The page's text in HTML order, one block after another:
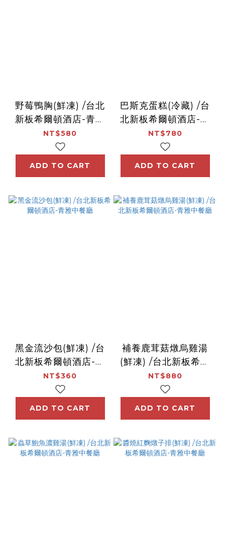
野莓鴨胸(鮮凍) /台北
新板希爾頓酒店-青雅
中餐廳
NT$580
ADD TO CART
巴斯克蛋糕(冷藏) /台
北新板希爾頓酒店-逸
廊酒吧
NT$780
ADD TO CART
黑金流沙包(鮮凍) /台
北新板希爾頓酒店-青
雅中餐廳
NT$360
ADD TO CART
補養鹿茸菇燉烏雞湯
(鮮凍) /台北新板希爾
頓酒店-青雅中餐廳
NT$880
ADD TO CART